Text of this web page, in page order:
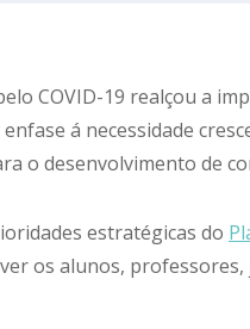
COVID-19 realçou a
á necessidade
o desenvolvimento de
estratégicas do
os alunos,